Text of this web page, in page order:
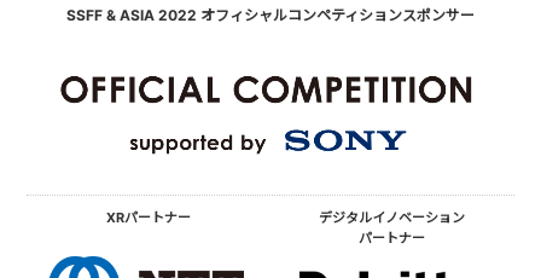
SSFF & ASIA 2022 オフィシャルコンペティションスポンサー
XRパートナー
デジタルイノベーション
パートナー